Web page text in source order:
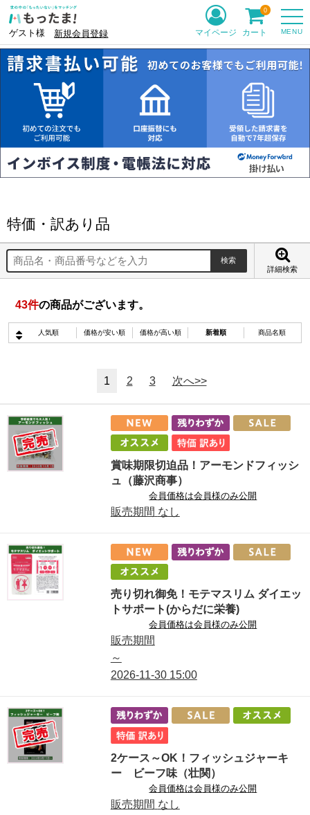
ゲスト様 新規会員登録 MENU
マイページ カート
0
特価・訳あり品
詳細検索
43件の商品がございます。
人気順 価格が安い順 価格が高い順 新着順 商品名順
1 2 3 次へ>>
賞味期限切迫品！アーモンドフィッシ
ュ（藤沢商事）
会員価格は会員様のみ公開
販売期間 なし
売り切れ御免！モテマスリム ダイエッ
トサポート(からだに栄養)
会員価格は会員様のみ公開
販売期間
～
2026-11-30 15:00
2ケース～OK！フィッシュジャーキ
ー ビーフ味（壮関）
会員価格は会員様のみ公開
販売期間 なし